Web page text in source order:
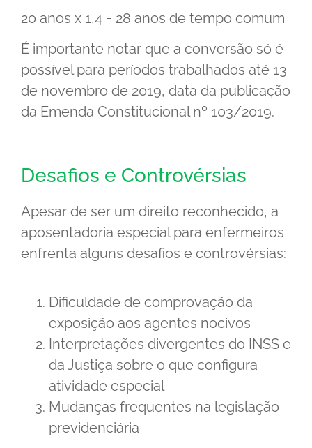
20 anos x 1,4 = 28 anos de tempo comum
É importante notar que a conversão só é
possível para períodos trabalhados até 13
de novembro de 2019, data da publicação
da Emenda Constitucional nº 103/2019.
Desafios e Controvérsias
Apesar de ser um direito reconhecido, a
aposentadoria especial para enfermeiros
enfrenta alguns desafios e controvérsias:
Dificuldade de comprovação da
exposição aos agentes nocivos
Interpretações divergentes do INSS e
da Justiça sobre o que configura
atividade especial
Mudanças frequentes na legislação
previdenciária